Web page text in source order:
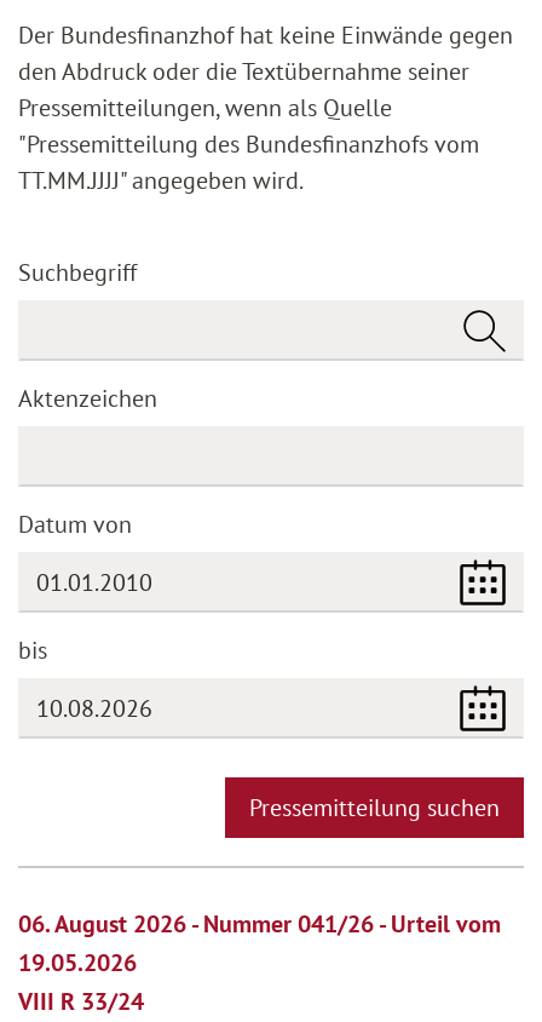
Der Bundesfinanzhof hat keine Einwände gegen
den Abdruck oder die Textübernahme seiner
Pressemitteilungen, wenn als Quelle
"Pressemitteilung des Bundesfinanzhofs vom
TT.MM.JJJJ" angegeben wird.
Suchbegriff
Aktenzeichen
Datum von
bis
Pressemitteilung suchen
06. August 2026 - Nummer 041/26 - Urteil vom
19.05.2026
VIII R 33/24